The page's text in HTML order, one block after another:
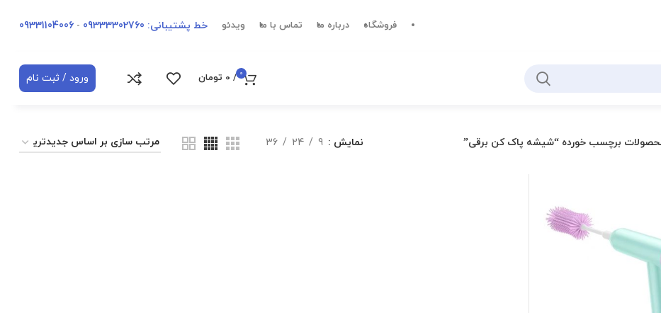
فروشگاه درباره ما تماس با ما ویدئو خط پشتیبانی: 09333302760 -
09331104006
0
/
0 تومان ورود / ثبت نام
برچسب خورده “شیشه پاک کن برقی” نمایش 9
24
36